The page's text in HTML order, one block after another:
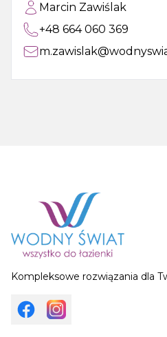
Marcin Zawiślak
+48 664 060 369
Kompleksowe rozwiązania dla